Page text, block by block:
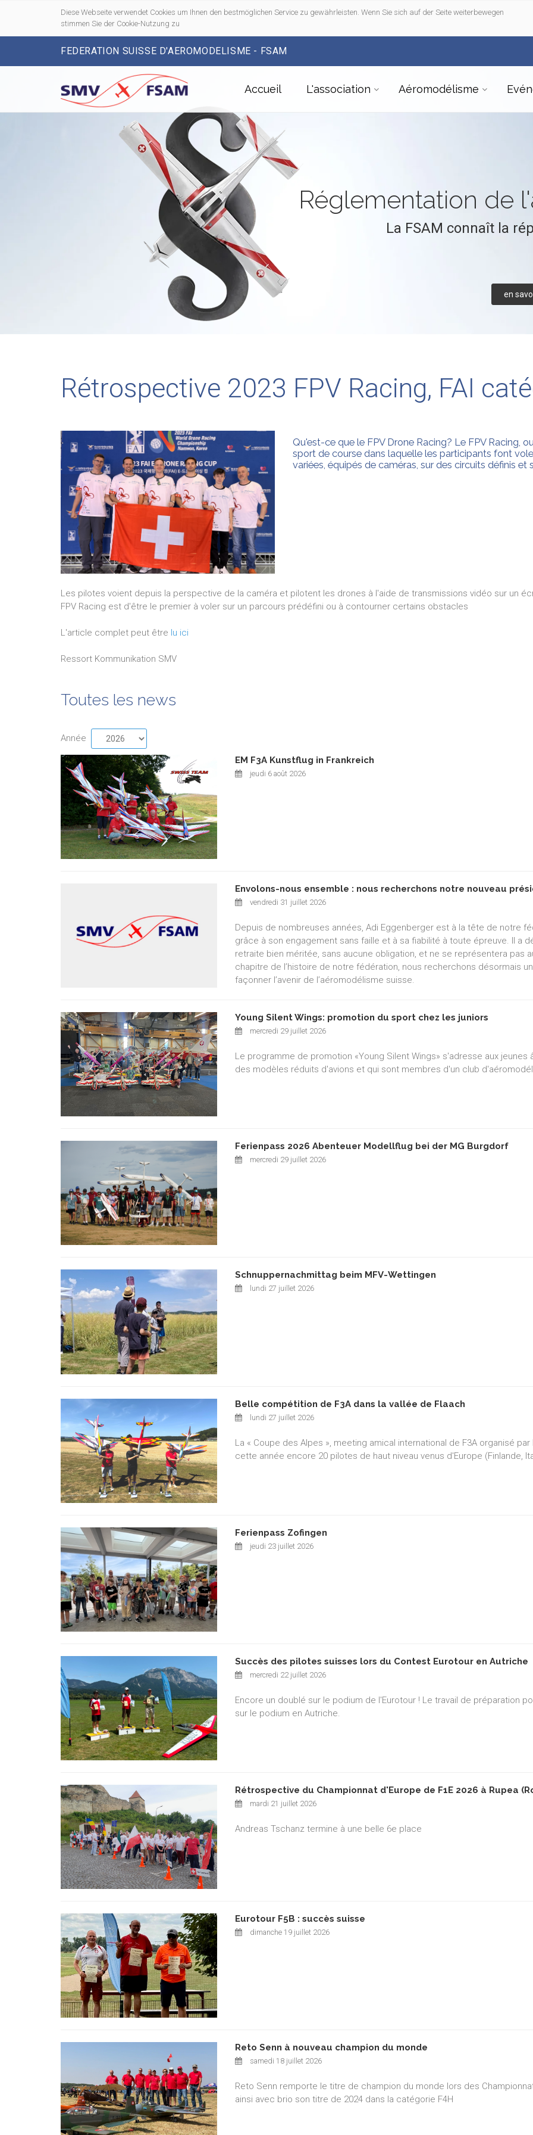
Diese Webseite verwendet Cookies um Ihnen den bestmöglichen Service zu gewährleisten. Wenn Sie sich auf der Seite weiterbewegen
stimmen Sie der Cookie-Nutzung zu
FEDERATION SUISSE D'AEROMODELISME - FSAM
Accueil L'association Aéromodélisme
Réglementation de
La FSAM connaît la
en
Rétrospective 2023 FPV Racing, FAI
Qu'est-ce que le FPV Drone Racing? Le FPV Racing,
sport de course dans laquelle les participants font
variées, équipés de caméras, sur des circuits définis et
Les pilotes voient depuis la perspective de la caméra et pilotent les drones à l'aide de transmissions vidéo sur un
FPV Racing est d'être le premier à voler sur un parcours prédéfini ou à contourner certains obstacles
L'article complet peut être lu ici
Ressort Kommunikation SMV
Toutes les news
Année
EM F3A Kunstflug in Frankreich
jeudi 6 août 2026
Envolons-nous ensemble : nous recherchons notre nouveau
vendredi 31 juillet 2026
Depuis de nombreuses années, Adi Eggenberger est à la tête de notre
grâce à son engagement sans faille et à sa fiabilité à toute épreuve. Il a
retraite bien méritée, sans aucune obligation, et ne se représentera pas
chapitre de l’histoire de notre fédération, nous recherchons désormais
façonner l’avenir de l’aéromodélisme suisse.
Young Silent Wings: promotion du sport chez les juniors
mercredi 29 juillet 2026
Le programme de promotion «Young Silent Wings» s'adresse aux
des modèles réduits d'avions et qui sont membres d'un club
Ferienpass 2026 Abenteuer Modellflug bei der MG Burgdorf
mercredi 29 juillet 2026
Schnuppernachmittag beim MFV-Wettingen
lundi 27 juillet 2026
Belle compétition de F3A dans la vallée de Flaach
lundi 27 juillet 2026
La « Coupe des Alpes », meeting amical international de F3A organisé
cette année encore 20 pilotes de haut niveau venus d'Europe (Finlande,
Ferienpass Zofingen
jeudi 23 juillet 2026
Succès des pilotes suisses lors du Contest Eurotour en Autriche
mercredi 22 juillet 2026
Encore un doublé sur le podium de l'Eurotour ! Le travail de préparation
sur le podium en Autriche.
Rétrospective du Championnat d'Europe de F1E 2026 à Rupea
mardi 21 juillet 2026
Andreas Tschanz termine à une belle 6e place
Eurotour F5B : succès suisse
dimanche 19 juillet 2026
Reto Senn à nouveau champion du monde
samedi 18 juillet 2026
Reto Senn remporte le titre de champion du monde lors des
ainsi avec brio son titre de 2024 dans la catégorie F4H